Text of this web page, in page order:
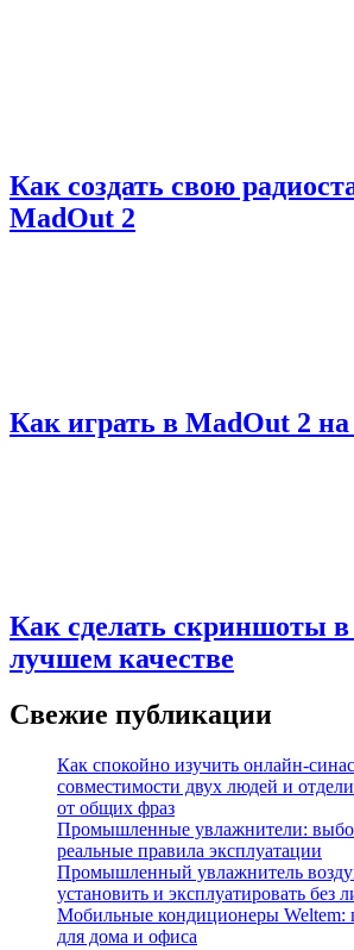
Как создать свою
MadOut 2
Как играть в MadOut 2
Как сделать скриншоты
лучшем качестве
Свежие публикации
Как спокойно изучить онлайн-
совместимости двух людей и
от общих фраз
Промышленные увлажнители:
реальные правила эксплуатации
Промышленный увлажнитель
установить и эксплуатировать без
Мобильные кондиционеры Weltem:
для дома и офиса